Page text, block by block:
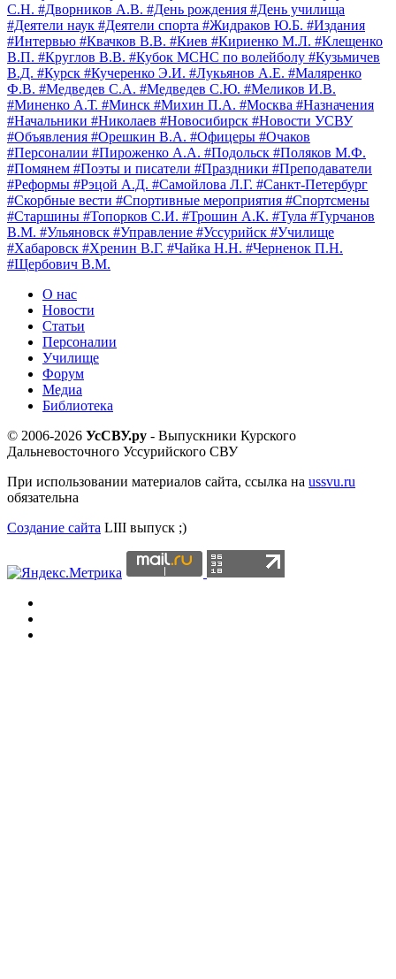
С.Н. #Дворников А.В. #День рождения #День училища
#Деятели наук #Деятели спорта #Жидраков Ю.Б. #Издания
#Интервью #Квачков В.В. #Киев #Кириенко М.Л. #Клещенко
В.П. #Круглов В.В. #Кубок МСНС по волейболу #Кузьмичев
В.Д. #Курск #Кучеренко Э.И. #Лукьянов А.Е. #Маляренко
Ф.В. #Медведев С.А. #Медведев С.Ю. #Меликов И.В.
#Миненко А.Т. #Минск #Михин П.А. #Москва #Назначения
#Начальники #Николаев #Новосибирск #Новости УСВУ
#Объявления #Орешкин В.А. #Офицеры #Очаков
#Персоналии #Пироженко А.А. #Подольск #Поляков М.Ф.
#Помянем #Поэты и писатели #Праздники #Преподаватели
#Реформы #Рэцой А.Д. #Самойлова Л.Г. #Санкт-Петербург
#Скорбные вести #Спортивные мероприятия #Спортсмены
#Старшины #Топорков С.И. #Трошин А.К. #Тула #Турчанов
В.М. #Ульяновск #Управление #Уссурийск #Училище
#Хабаровск #Хренин В.Г. #Чайка Н.Н. #Черненок П.Н.
#Щербович В.М.
О нас
Новости
Статьи
Персоналии
Училище
Форум
Медиа
Библиотека
© 2006-2026 УсСВУ.ру - Выпускники Курского
Дальневосточного Уссурийского СВУ
При использовании материалов сайта, ссылка на ussvu.ru
обязательна
Создание сайта LIII выпуск ;)